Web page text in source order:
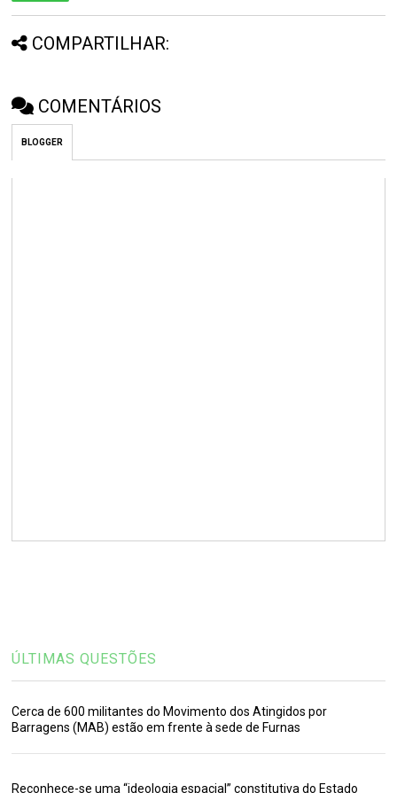
COMPARTILHAR:
COMENTÁRIOS
BLOGGER
ÚLTIMAS QUESTÕES
Cerca de 600 militantes do Movimento dos Atingidos por
Barragens (MAB) estão em frente à sede de Furnas
Reconhece-se uma “ideologia espacial” constitutiva do Estado